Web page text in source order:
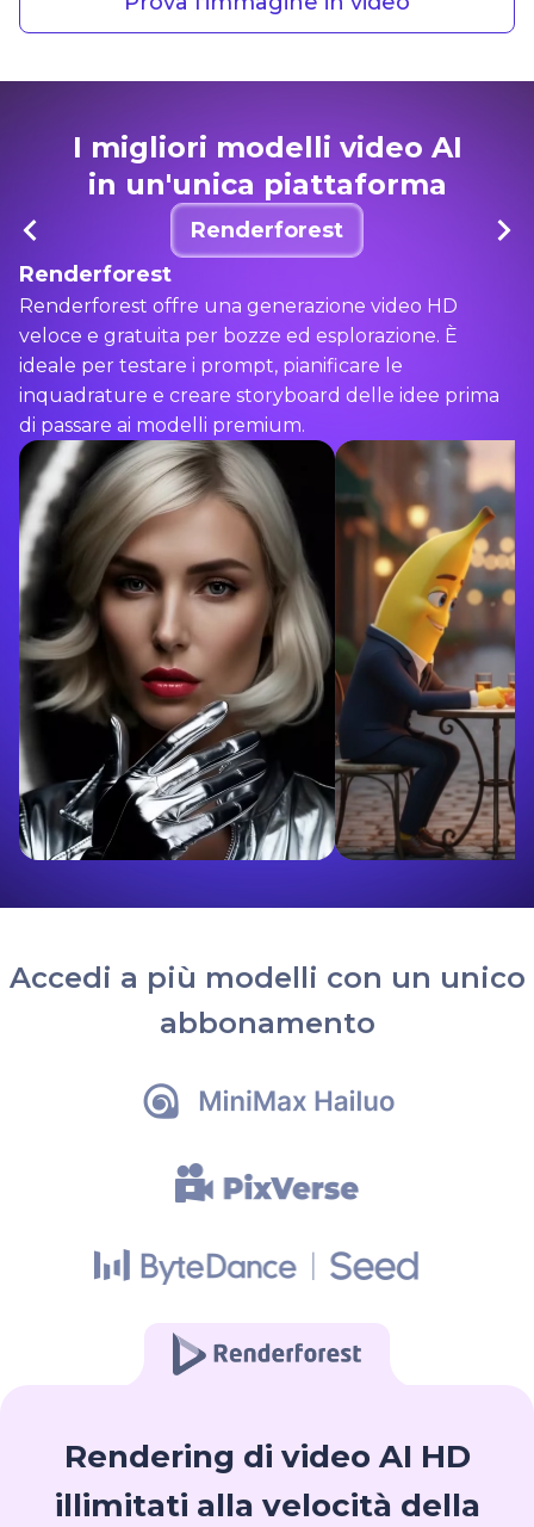
I migliori modelli video AI
in un'unica piattaforma
Renderforest
Renderforest
Renderforest offre una generazione video HD
veloce e gratuita per bozze ed esplorazione. È
ideale per testare i prompt, pianificare le
inquadrature e creare storyboard delle idee prima
di passare ai modelli premium.
Accedi a più modelli con un unico
abbonamento
Rendering di video AI HD
illimitati alla velocità della